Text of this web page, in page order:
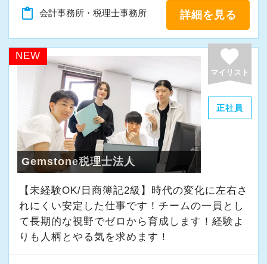
content_paste 会計事務所・税理士事務所 詳細を見る
NEW favorite
マイリスト
正社員
Gemstone税理士法人
【未経験OK/日商簿記2級】時代の変化に左右さ
れにくい安定した仕事です！チームの一員とし
て⻑期的な視野でゼロから育成します！経験よ
りも人柄とやる気を求めます！